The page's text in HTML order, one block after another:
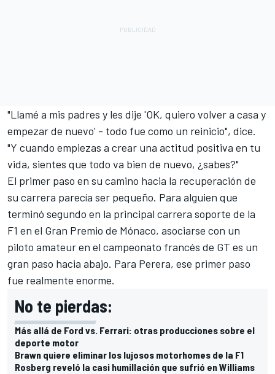
"Llamé a mis padres y les dije 'OK, quiero volver a casa y
empezar de nuevo' - todo fue como un reinicio", dice.
"Y cuando empiezas a crear una actitud positiva en tu
vida, sientes que todo va bien de nuevo, ¿sabes?"
El primer paso en su camino hacia la recuperación de
su carrera parecía ser pequeño. Para alguien que
terminó segundo en la principal carrera soporte de la
F1 en el Gran Premio de Mónaco, asociarse con un
piloto amateur en el campeonato francés de GT es un
gran paso hacia abajo. Para Perera, ese primer paso
fue realmente enorme.
No te pierdas:
Más allá de Ford vs. Ferrari: otras producciones sobre el
deporte motor
Brawn quiere eliminar los lujosos motorhomes de la F1
Rosberg reveló la casi humillación que sufrió en Williams